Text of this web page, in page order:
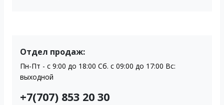
Отдел продаж:
Пн-Пт - с 9:00 до 18:00 Сб. с 09:00 до 17:00 Вс:
выходной
+7(707) 853 20 30